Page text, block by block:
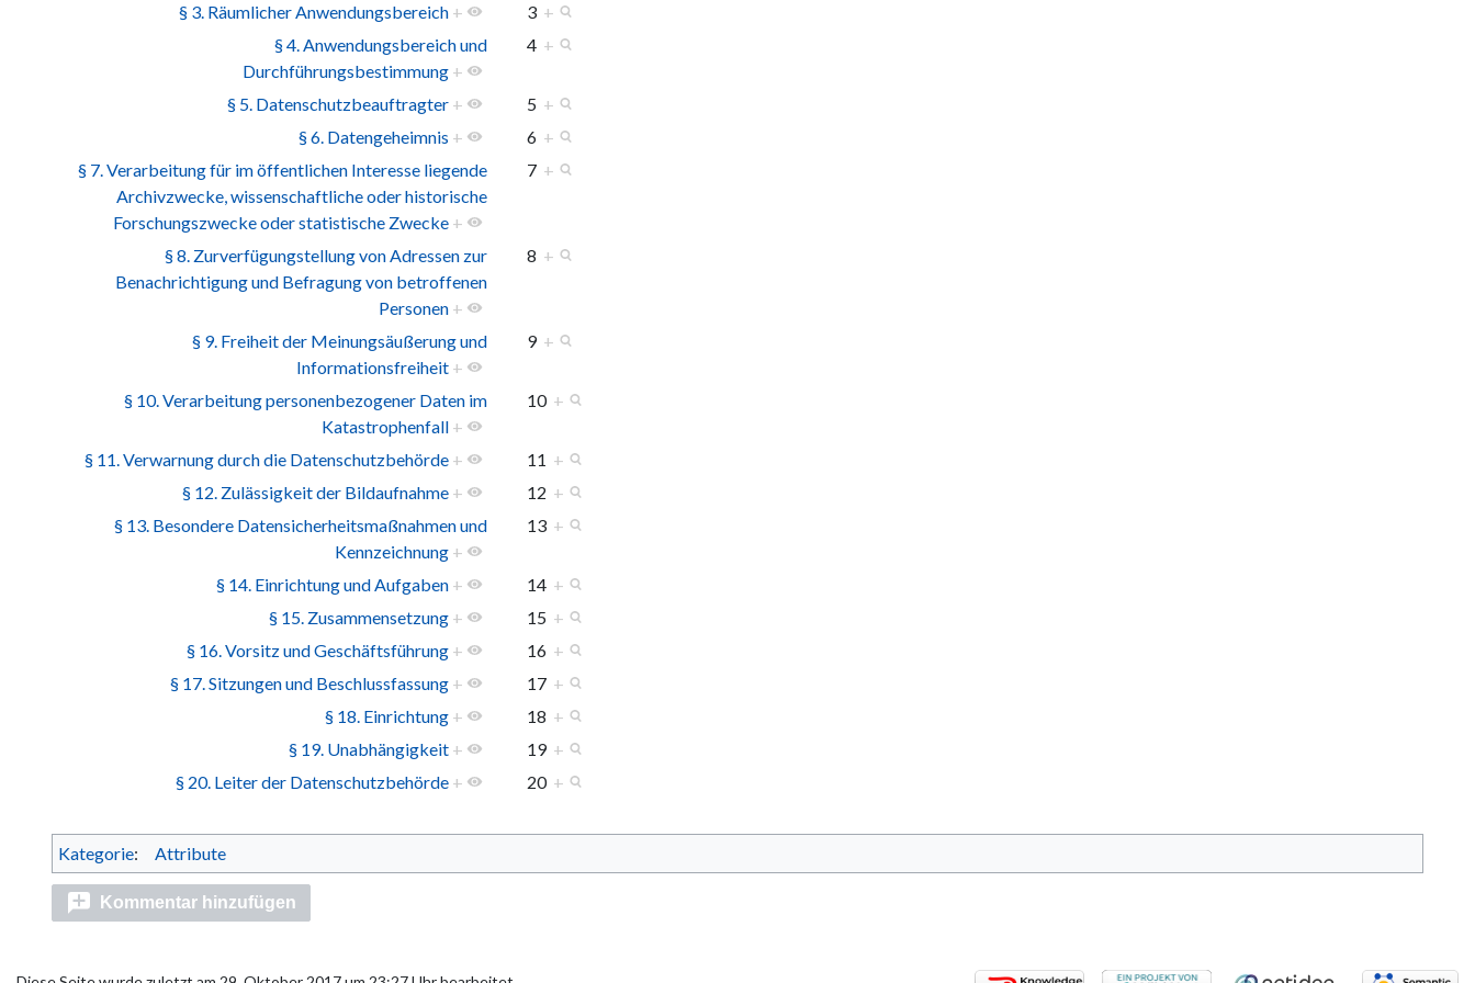
§ 3. Räumlicher Anwendungsbereich + 3 +
§ 4. Anwendungsbereich und
Durchführungsbestimmung +
4 +
§ 5. Datenschutzbeauftragter + 5 +
§ 6. Datengeheimnis + 6 +
§ 7. Verarbeitung für im öffentlichen Interesse liegende
Archivzwecke, wissenschaftliche oder historische
Forschungszwecke oder statistische Zwecke +
7 +
§ 8. Zurverfügungstellung von Adressen zur
Benachrichtigung und Befragung von betroffenen
Personen +
8 +
§ 9. Freiheit der Meinungsäußerung und
Informationsfreiheit +
9 +
§ 10. Verarbeitung personenbezogener Daten im
Katastrophenfall +
10 +
§ 11. Verwarnung durch die Datenschutzbehörde + 11 +
§ 12. Zulässigkeit der Bildaufnahme + 12 +
§ 13. Besondere Datensicherheitsmaßnahmen und
Kennzeichnung +
13 +
§ 14. Einrichtung und Aufgaben + 14 +
§ 15. Zusammensetzung + 15 +
§ 16. Vorsitz und Geschäftsführung + 16 +
§ 17. Sitzungen und Beschlussfassung + 17 +
§ 18. Einrichtung + 18 +
§ 19. Unabhängigkeit + 19 +
§ 20. Leiter der Datenschutzbehörde + 20 +
Kategorie: Attribute
Kommentar hinzufügen